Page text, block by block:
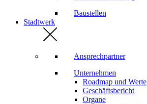
Baustellen
Stadtwerk
Ansprechpartner
Unternehmen
Roadmap und Werte
Geschäftsbericht
Organe